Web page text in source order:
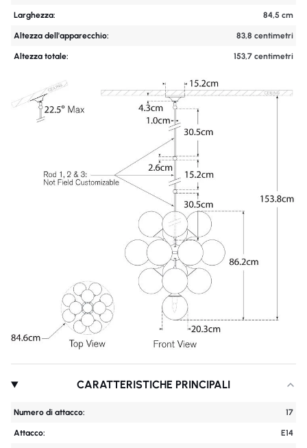
Larghezza: 84,5 cm
Altezza dell'apparecchio: 83,8 centimetri
Altezza totale: 153,7 centimetri
CARATTERISTICHE PRINCIPALI
Numero di attacco: 17
Attacco: E14